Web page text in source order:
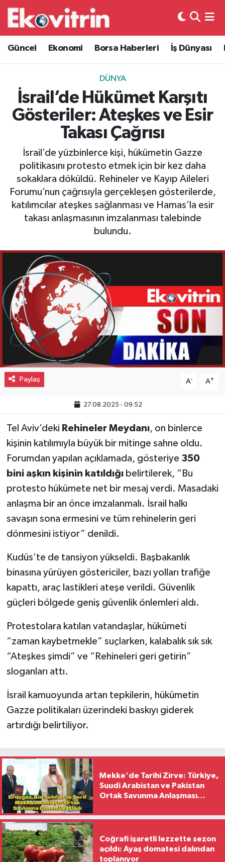
Güncel Ekonomi Borsa Haberleri İş Dünyası
DÜNYA
İsrail’de Hükümet Karşıtı
Gösteriler: Ateşkes ve Esir
Takası Çağrısı
İsrail’de yüzbinlerce kişi, hükümetin Gazze
politikasını protesto etmek için bir kez daha
sokaklara döküldü. Rehineler ve Kayıp Aileleri
Forumu’nun çağrısıyla gerçekleşen gösterilerde,
katılımcılar ateşkes sağlanması ve Hamas’la esir
takası anlaşmasının imzalanması talebinde
bulundu.
Paylaş A- A+
27.08.2025 - 09:52
Tel Aviv’deki Rehineler Meydanı, on binlerce
kişinin katılımıyla büyük bir mitinge sahne oldu.
Forumdan yapılan açıklamada, gösteriye 350
bini aşkın kişinin katıldığıbelirtilerek, “Bu
protesto hükümete net bir mesaj verdi. Masadaki
anlaşma bir an önce imzalanmalı. İsrail halkı
savaşın sona ermesini ve tüm rehinelerin geri
dönmesini istiyor” denildi.
Kudüs’te de tansiyon yükseldi. Başbakanlık
binasına yürüyen göstericiler, bazı yolları trafiğe
kapattı, araç lastikleri ateşe verildi. Güvenlik
güçleri bölgede geniş güvenlik önlemleri aldı.
Protestolara katılan vatandaşlar, hükümeti
“zaman kaybetmekle” suçlarken, kalabalık sık sık
“Ateşkes şimdi” ve “Rehineleri geri getirin”
sloganları attı.
İsrail kamuoyunda artan tepkilerin, hükümetin
Gazze politikaları üzerindeki baskıyı giderek
artırdığı belirtiliyor.
Mekke'de Tarihi Zirve: Türkiye,
Suudi Arabistan ve Pakistan
Ortak Savunma Anlaşması
Coğrafi işaretli lezzette sezon
açıldı: Ayaş domatesi dalından
toplanıyor
Güncel
Ekonomi
Borsa Haberleri
İş Dünyası
Otovitrin
Asayiş
Magazin
Spor
Eğitim
Hava Durumu
Trafik Durumu
Süper Lig Puan Durumu ve Fikstür
Tüm Manşetler
Son Dakika Haberleri
Haber Arşivi